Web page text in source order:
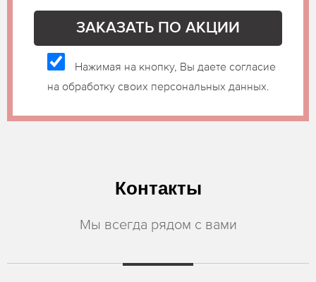
Нажимая на кнопку, Вы даете согласие
на обработку своих персональных данных.
Контакты
Мы всегда рядом с вами